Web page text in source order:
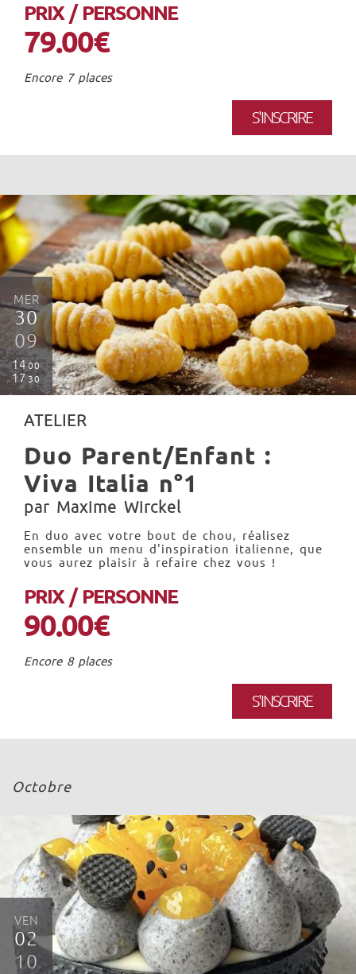
PRIX / PERSONNE
79.00€
Encore 7 places
S'INSCRIRE
MER
30
09
14 00
17 30
ATELIER
Duo Parent/Enfant :
Viva Italia n°1
par Maxime Wirckel
En duo avec votre bout de chou, réalisez
ensemble un menu d'inspiration italienne, que
vous aurez plaisir à refaire chez vous !
PRIX / PERSONNE
90.00€
Encore 8 places
S'INSCRIRE
Octobre
VEN
02
10